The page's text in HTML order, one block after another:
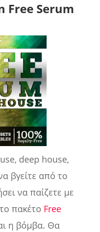
Free Serum
deep house,
βγείτε από το
να παίζετε με
πακέτο Free
η βόμβα. Θα